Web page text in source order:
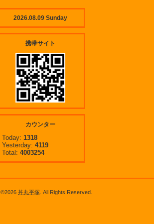
2026.08.09 Sunday
携帯サイト
カウンター
Today: 1318
Yesterday: 4119
Total: 4003254
©2026 丼丸平塚 . All Rights Reserved.